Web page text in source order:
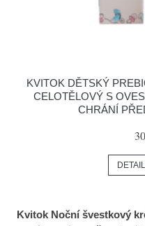
KVITOK DĚTSKÝ
CELOTĚLOVÝ S
CHRÁNÍ
Kvitok Noční švestkový